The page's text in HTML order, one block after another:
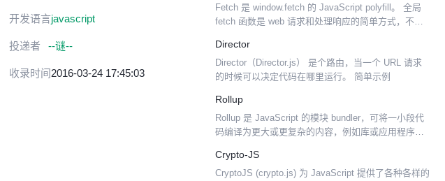
开发语言javascript
投递者 --谜--
收录时间2016-03-24 17:45:03
Fetch 是 window.fetch 的 JavaScript polyfill。 全局
fetch 函数是 web 请求和处理响应的简单方式，不使
Director
Director（Director.js） 是个路由，当一个 URL 请求
的时候可以决定代码在哪里运行。 简单示例
Rollup
Rollup 是 JavaScript 的模块 bundler，可将一小段代
码编译为更大或更复杂的内容，例如库或应用程序。
用了新的标准...
Crypto-JS
CryptoJS (crypto.js) 为 JavaScript 提供了各种各样的